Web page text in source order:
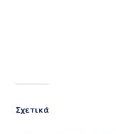
Σχετικά